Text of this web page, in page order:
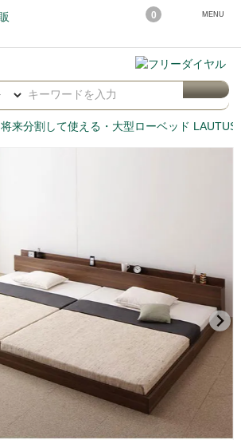
0 MENU
将来分割して使える・大型ローベッド LAUTUS